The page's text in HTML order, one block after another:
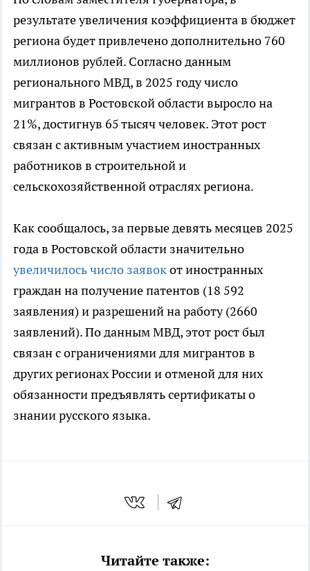
результате увеличения коэффициента в бюджет
региона будет привлечено дополнительно 760
миллионов рублей. Согласно данным
регионального МВД, в 2025 году число
мигрантов в Ростовской области выросло на
21%, достигнув 65 тысяч человек. Этот рост
связан с активным участием иностранных
работников в строительной и
сельскохозяйственной отраслях региона.
Как сообщалось, за первые девять месяцев 2025
года в Ростовской области значительно
увеличилось число заявокот иностранных
граждан на получение патентов (18 592
заявления) и разрешений на работу (2660
заявлений). По данным МВД, этот рост был
связан с ограничениями для мигрантов в
других регионах России и отменой для них
обязанности предъявлять сертификаты о
знании русского языка.
Читайте также: